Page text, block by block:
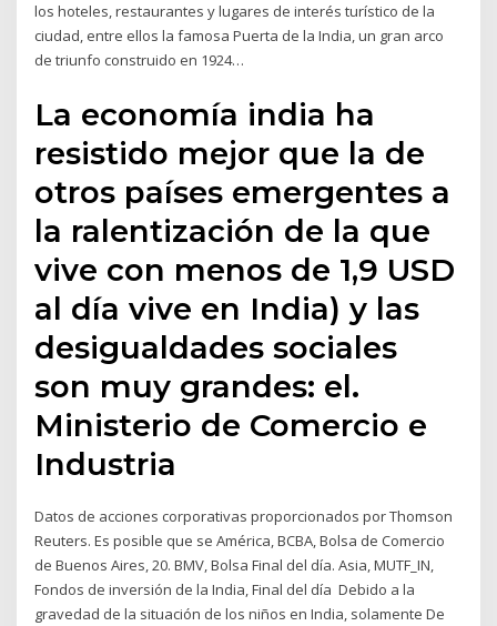
los hoteles, restaurantes y lugares de interés turístico de la
ciudad, entre ellos la famosa Puerta de la India, un gran arco
de triunfo construido en 1924…
La economía india ha
resistido mejor que la de
otros países emergentes a
la ralentización de la que
vive con menos de 1,9 USD
al día vive en India) y las
desigualdades sociales
son muy grandes: el.
Ministerio de Comercio e
Industria
Datos de acciones corporativas proporcionados por Thomson
Reuters. Es posible que se América, BCBA, Bolsa de Comercio
de Buenos Aires, 20. BMV, Bolsa Final del día. Asia, MUTF_IN,
Fondos de inversión de la India, Final del día Debido a la
gravedad de la situación de los niños en India, solamente De